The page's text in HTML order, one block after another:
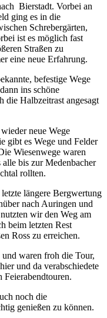
Bierstadt. Vorbei an
ging es in die
Schrebergärten,
ist es möglich fast
Straßen zu
eine neue Erfahrung.
befestige Wege
ins schöne
die Halbzeitrast angesagt
neue Wege
gibt es Wege und Felder
Wiesenwege waren
alle bis zur Medenbacher
rollten.
längere Bergwertung
nach Auringen und
wir den Weg am
beim letzten Rest
Ross zu erreichen.
waren froh die Tour,
und da verabschiedete
Feierabendtouren.
noch die
genießen zu können.